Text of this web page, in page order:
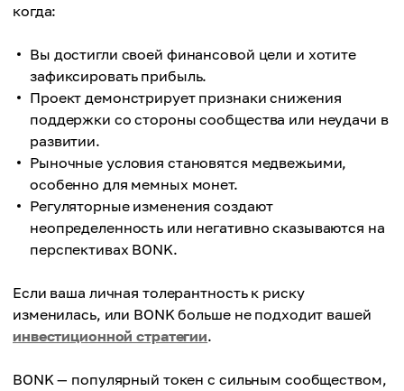
когда:
Вы достигли своей финансовой цели и хотите
зафиксировать прибыль.
Проект демонстрирует признаки снижения
поддержки со стороны сообщества или неудачи в
развитии.
Рыночные условия становятся медвежьими,
особенно для мемных монет.
Регуляторные изменения создают
неопределенность или негативно сказываются на
перспективах BONK.
Если ваша личная толерантность к риску
изменилась, или BONK больше не подходит вашей
инвестиционной стратегии.
BONK — популярный токен с сильным сообществом,